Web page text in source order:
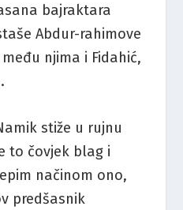
bajraktara
Abdur-rahimove
njima i Fidahić,
stiže u rujnu
to čovjek blag i
načinom ono,
predšasnik